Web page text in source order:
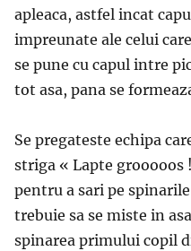
apleaca, astfel incat
impreunate ale celui
se pune cu capul intre
tot asa, pana se
Se pregateste echipa
striga « Lapte grooooos
pentru a sari pe
trebuie sa se miste in
spinarea primului copil